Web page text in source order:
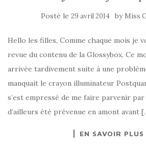
Posté le 29 avril 2014 by Miss
Hello les filles, Comme chaque mois je
revue du contenu de la Glossybox. Ce
arrivée tardivement suite à une
manquait le crayon illuminateur
s’est empressé de me faire parvenir par
d’ailleurs été prévenue en amont avant
EN SAVOIR PLUS